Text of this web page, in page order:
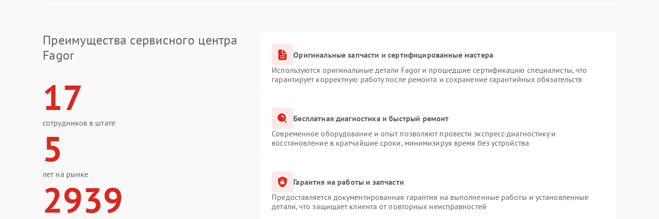
Преимущества сервисного центра
Fagor
17
сотрудников в штате
5
лет на рынке
2939
Оригинальные запчасти и сертифицированные мастера
Используются оригинальные детали Fagor и прошедшие сертификацию специалисты, что
гарантирует корректную работу после ремонта и сохранение гарантийных обязательств
Бесплатная диагностика и быстрый ремонт
Современное оборудование и опыт позволяют провести экспресс-диагностику и
восстановление в кратчайшие сроки, минимизируя время без устройства
Гарантия на работы и запчасти
Предоставляется документированная гарантия на выполненные работы и установленные
детали, что защищает клиента от повторных неисправностей